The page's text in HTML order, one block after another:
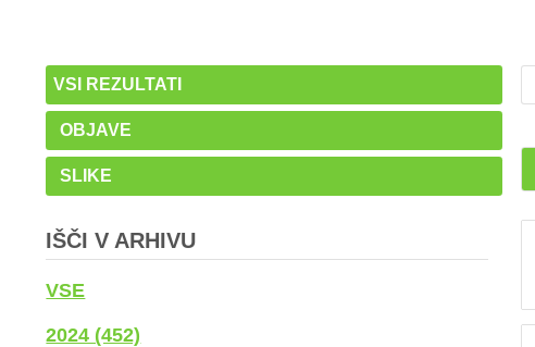
VSI REZULTATI
OBJAVE
SLIKE
IŠČI V ARHIVU
VSE
2024 (452)